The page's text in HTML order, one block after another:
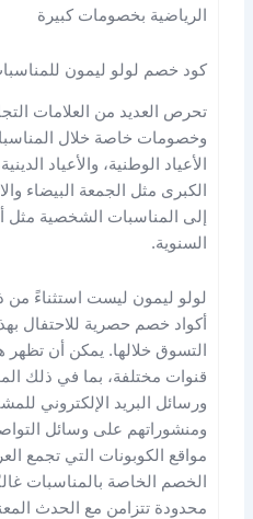
الرياضية بخصومات كبيرة
كود خصم لولو ليمون
تحرص العديد من العلامات
وخصومات خاصة خلال
الأعياد الوطنية، والأعياد
الكبرى مثل الجمعة البيضاء
إلى المناسبات الشخصية مثل
السنوية.
لولو ليمون ليست استثناءً
أكواد خصم حصرية للاحتفال
التسوق خلالها. يمكن أن تظهر
قنوات مختلفة، بما في ذلك
ورسائل البريد الإلكتروني
ومنشوراتهم على وسائل
مواقع الكوبونات التي تجمع
الخصم الخاصة بالمناسبات
محدودة تتزامن مع الحدث